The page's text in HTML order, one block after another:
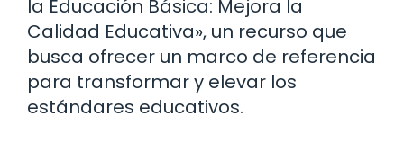
la Educación Básica: Mejora la
Calidad Educativa», un recurso que
busca ofrecer un marco de referencia
para transformar y elevar los
estándares educativos.